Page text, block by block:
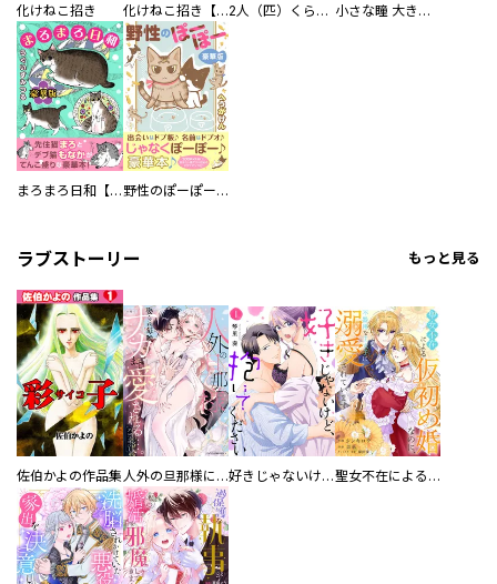
化けねこ招き 化けねこ招き【描きおろし付合冊版】 2人（匹）くらし。 小さな瞳 大きな鼓動
まろまろ日和【豪華版】 野性のぽーぽー【豪華版】
ラブストーリー もっと見る
佐伯かよの作品集 人外の旦那様に娶られ毎晩ナカまで愛される…。アンソロジー 好きじゃないけど、抱いてください【電子単行本版／特典おまけ付き】 聖女不在による仮初め婚なのに、不器用な王太子に溺愛されています【電子単行本版／特典おまけ付き】